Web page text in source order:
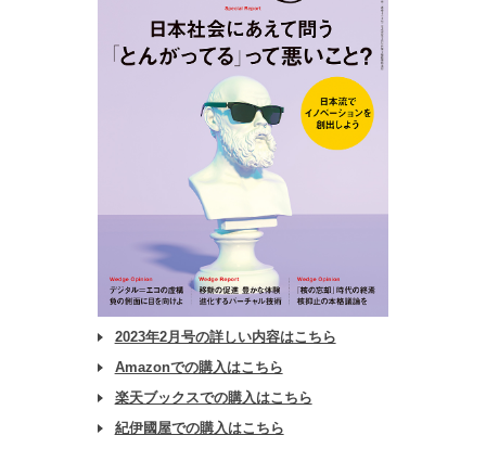
2023年2月号の詳しい内容はこちら
Amazonでの購入はこちら
楽天ブックスでの購入はこちら
紀伊國屋での購入はこちら